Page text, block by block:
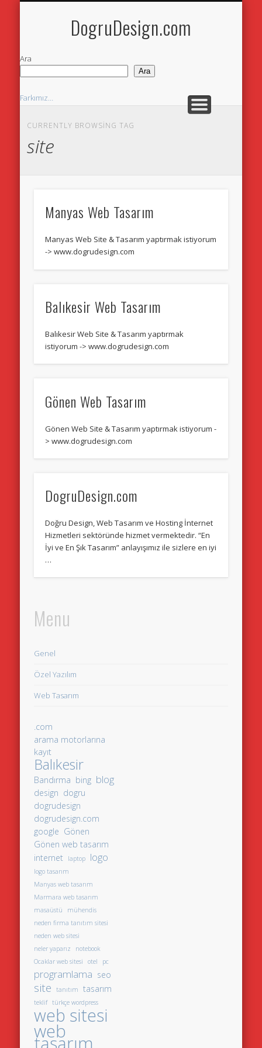
DogruDesign.com
Ara
Ara
Farkımız…
Neler Yaparız
CURRENTLY BROWSING TAG
site
Manyas Web Tasarım
Manyas Web Site & Tasarım yaptırmak istiyorum
-> www.dogrudesign.com
Balıkesir Web Tasarım
Balıkesir Web Site & Tasarım yaptırmak
istiyorum -> www.dogrudesign.com
Gönen Web Tasarım
Gönen Web Site & Tasarım yaptırmak istiyorum -
> www.dogrudesign.com
DogruDesign.com
Doğru Design, Web Tasarım ve Hosting İnternet
Hizmetleri sektöründe hizmet vermektedir. “En
İyi ve En Şık Tasarım” anlayışımız ile sizlere en iyi
…
Menu
Genel
Özel Yazılım
Web Tasarım
.com
arama motorlarına
kayıt
Balıkesir
Bandırma bing blog
design dogru
dogrudesign
dogrudesign.com
google Gönen
Gönen web tasarım
internet
laptop logo
logo tasarım
Manyas web tasarım
Marmara web tasarım
masaüstü
mühendis
neden firma tanıtım sitesi
neden web sitesi
neler yaparız
notebook
Ocaklar web sitesi
otel pc
programlama seo
site tanıtım tasarım
teklif türkçe wordpress
web sitesi
web
tasarım